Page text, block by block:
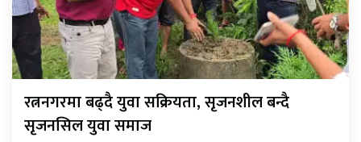
रत्ननगरमा बढ्दै युवा सक्रियता, सृजनशील बन्दै
सृजनसिल युवा समाज